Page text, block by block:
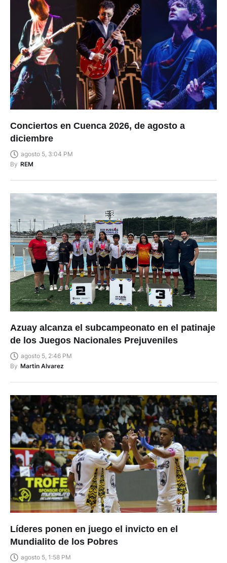
Conciertos en Cuenca 2026, de agosto a
diciembre
agosto 5, 3:04 PM
By REM
Azuay alcanza el subcampeonato en el patinaje
de los Juegos Nacionales Prejuveniles
agosto 5, 2:46 PM
By Martin Alvarez
Líderes ponen en juego el invicto en el
Mundialito de los Pobres
agosto 5, 1:58 PM